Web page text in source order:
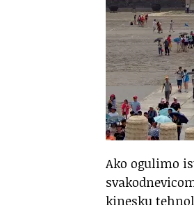
Ako ogulimo
kinesku